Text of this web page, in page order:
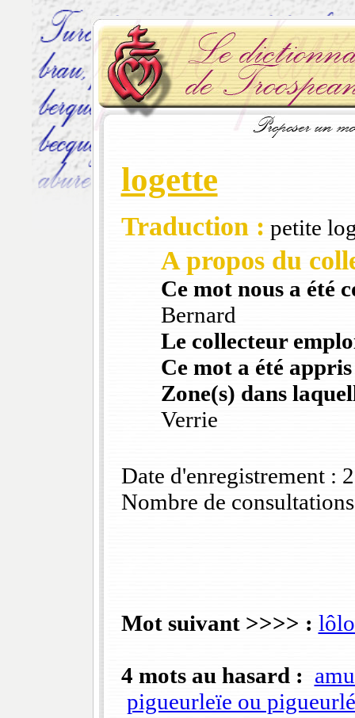
logette
Traduction : petite
A propos du
Ce mot nous a été
Bernard
Le collecteur
Ce mot a été
Zone(s) dans
Verrie
Date d'enregistrement :
Nombre de
Mot suivant >>>> :
4 mots au hasard :
pigueurleïe ou pigueurlé